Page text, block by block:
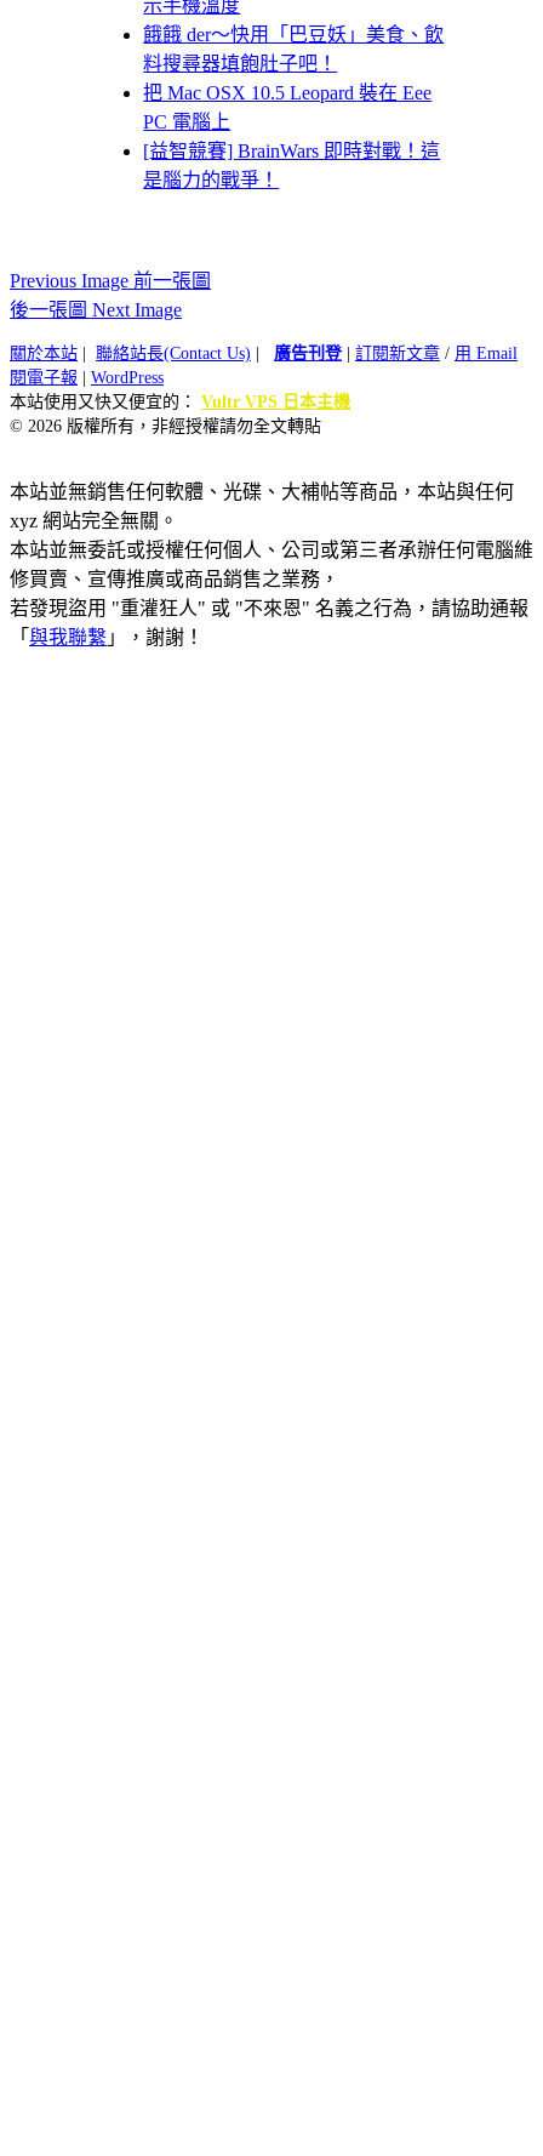
示手機溫度
餓餓 der～快用「巴豆妖」美食、飲
料搜尋器填飽肚子吧！
把 Mac OSX 10.5 Leopard 裝在 Eee
PC 電腦上
[益智競賽] BrainWars 即時對戰！這
是腦力的戰爭！
Previous Image 前一張圖
後一張圖 Next Image
關於本站 聯絡站長(Contact Us) 廣告刊登| 訂閱新文章 / 用 Email
閱電子報
WordPress
本站使用又快又便宜的： Vultr VPS 日本主機
© 2026 版權所有，非經授權請勿全文轉貼
本站並無銷售任何軟體、光碟、大補帖等商品，本站與任何
xyz 網站完全無關。
本站並無委託或授權任何個人、公司或第三者承辦任何電腦維
修買賣、宣傳推廣或商品銷售之業務，
若發現盜用 "重灌狂人" 或 "不來恩" 名義之行為，請協助通報
「 與我聯繫 」，謝謝！